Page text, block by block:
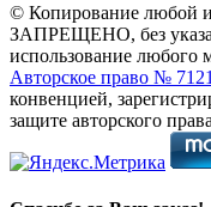
© Копирование любой
ЗАПРЕЩЕНО, без
использование любого
Авторское право №
конвенцией,
защите авторского